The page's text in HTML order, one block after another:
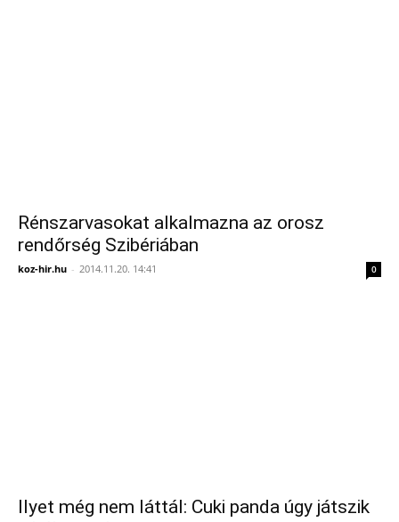
Rénszarvasokat alkalmazna az orosz
rendőrség Szibériában
koz-hir.hu - 2014.11.20. 14:41 0
Ilyet még nem láttál: Cuki panda úgy játszik